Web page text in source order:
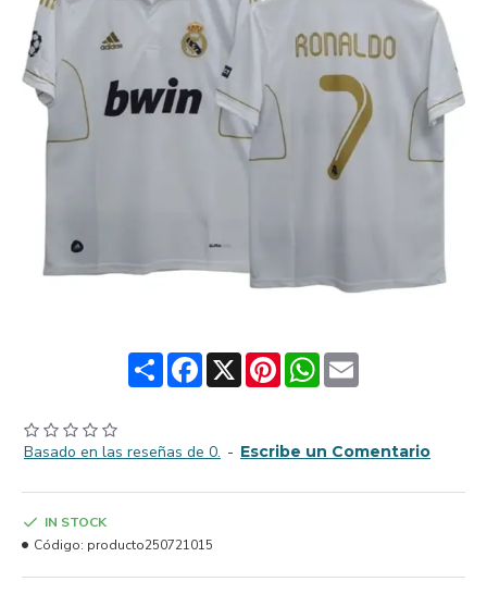
ShareFacebook
X PinterestWhatsApp
Email
Basado en las reseñas de 0. - Escribe un Comentario
IN STOCK
Código: producto250721015